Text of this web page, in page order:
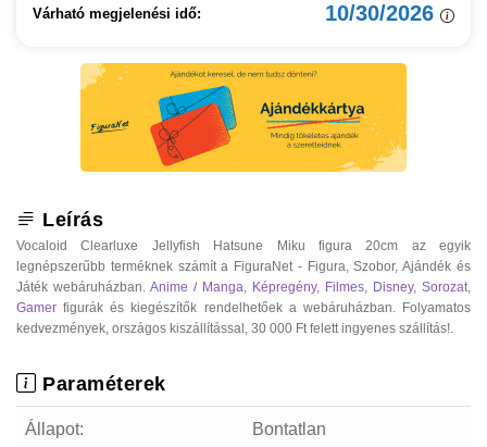
Várható megjelenési idő: 10/30/2026
Leírás
Vocaloid Clearluxe Jellyfish Hatsune Miku figura 20cm az egyik
legnépszerűbb terméknek számít a FiguraNet - Figura, Szobor, Ajándék és
Játék webáruházban. Anime / Manga, Képregény, Filmes, Disney, Sorozat,
Gamer figurák és kiegészítők rendelhetőek a webáruházban. Folyamatos
kedvezmények, országos kiszállítással, 30 000 Ft felett ingyenes szállítás!.
Paraméterek
Állapot: Bontatlan